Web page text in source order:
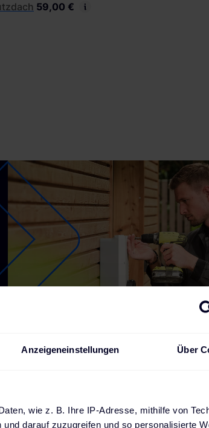
Anzeigeneinstellungen Über
wie z. B. Ihre IP-Adresse, mithilfe von
darauf zuzugreifen und so personalisierte
59,00 €
von führenden
Alle